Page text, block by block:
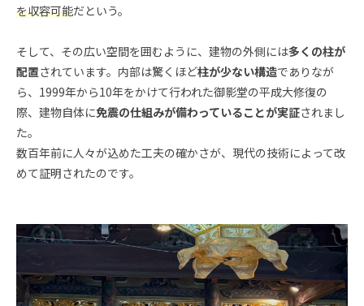
を収容可能だという。
そして、その広い空間を囲むように、建物の外側には多くの柱が
配置されています。内部は驚くほど柱が少ない構造でありなが
ら、1999年から10年をかけて行われた御影堂の平成大修復の
際、建物自体に免震の仕組みが備わっていることが実証されまし
た。
数百年前に人々が込めた工夫の確かさが、現代の技術によって改
めて証明されたのです。